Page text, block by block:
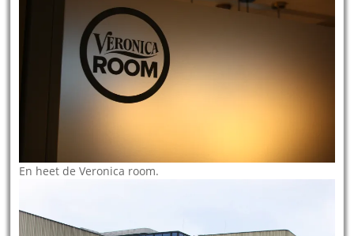
En heet de Veronica room.